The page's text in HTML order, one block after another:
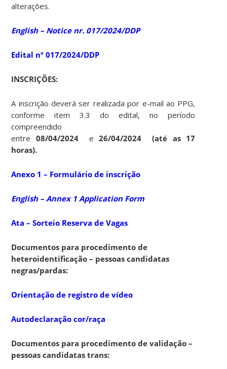
alterações.
English – Notice nr. 017/2024/DDP
Edital nº 017/2024/DDP
INSCRIÇÕES:
A inscrição deverá ser realizada por e-mail ao PPG,
conforme item 3.3 do edital, no período
compreendido
entre 08/04/2024 e26/04/2024
(até as 17
horas).
Anexo 1 – Formulário de inscrição
English – Annex 1 Application Form
Ata – Sorteio Reserva de Vagas
Documentos para procedimento de
heteroidentificação – pessoas candidatas
negras/pardas:
Orientação de registro de vídeo
Autodeclaração cor/raça
Documentos para procedimento de validação –
pessoas candidatas trans: